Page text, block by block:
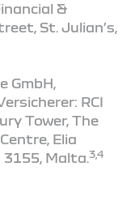
&
St. Julian’s,
GmbH,
RCI
Tower, The
Elia
3155, Malta.3,4